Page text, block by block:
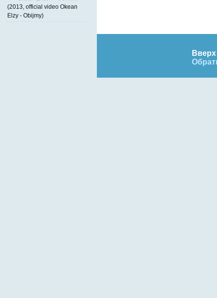
(2013, official video Okean
Elzy - Obijmy)
Вверх